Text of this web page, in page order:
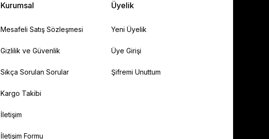
Kurumsal
Mesafeli Satış Sözleşmesi
Gizlilik ve Güvenlik
Sıkça Sorulan Sorular
Kargo Takibi
İletişim
İletişim Formu
Üyelik
Yeni Üyelik
Üye Girişi
Şifremi Unuttum